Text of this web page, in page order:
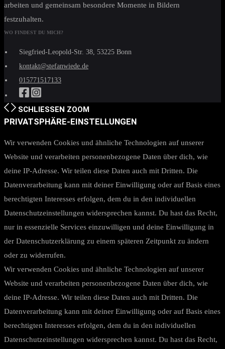
arbeiten und gemeinsam besondere Momente in Bildern
festzuhalten.
WO FINDEST DU MICH?
Siegfried-Leopold-Str. 38, 53225 Bonn
kontakt@stefanwiede.de
015771517133
SCHLIESSEN ZOOM
PRIVATSPHÄRE-EINSTELLUNGEN
Wir verwenden Cookies und ähnliche Technologien auf unserer
Website und verarbeiten personenbezogene Daten über dich, wie
deine IP-Adresse. Wir teilen diese Daten auch mit Dritten. Die
Datenverarbeitung kann mit deiner Einwilligung oder auf Basis eines
berechtigten Interesses erfolgen, dem du in den individuellen
Datenschutzeinstellungen widersprechen kannst. Du hast das Recht,
nur in essenzielle Services einzuwilligen und deine Einwilligung in
der Datenschutzerklärung zu einem späteren Zeitpunkt zu ändern
oder zu widerrufen.
Wir verwenden Cookies und ähnliche Technologien auf unserer
Website und verarbeiten personenbezogene Daten über dich, wie
deine IP-Adresse. Wir teilen diese Daten auch mit Dritten. Die
Datenverarbeitung kann mit deiner Einwilligung oder auf Basis eines
berechtigten Interesses erfolgen, dem du in den individuellen
Datenschutzeinstellungen widersprechen kannst. Du hast das Recht,